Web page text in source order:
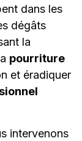
dans les
dégâts
la
pourriture
et éradiquer
intervenons